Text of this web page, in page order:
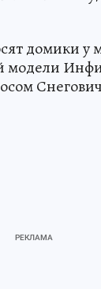
домики у
модели